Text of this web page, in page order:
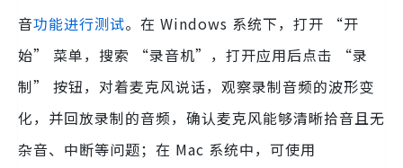
音功能进行测试。在 Windows 系统下，打开 “开
始” 菜单，搜索 “录音机”，打开应用后点击 “录
制” 按钮，对着麦克风说话，观察录制音频的波形变
化，并回放录制的音频，确认麦克风能够清晰拾音且无
杂音、中断等问题；在 Mac 系统中，可使用